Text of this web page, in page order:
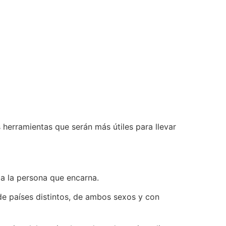
que serán más útiles para llevar
la persona que encarna.
países distintos, de ambos sexos y con